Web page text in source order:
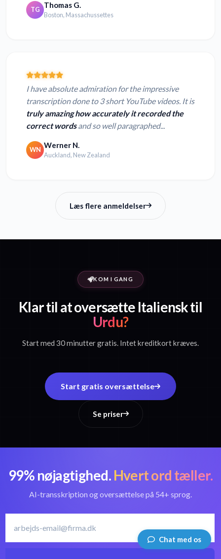
TG Thomas G.
Boston, Massachussettes
I have absolute admiration for the impressive
transcription done to 3 short YouTube videos. It is
truly amazing how accurately it recorded the
correct wordsand so well paragraphed...
WN Werner N.
Auckland, New Zealand
Læs flere anmeldelser
KOM I GANG
Klar til at oversætte Italiensk til
Urdu?
Start med 30 minutter gratis. Intet kreditkort kræves.
Start gratis oversættelse
Se priser
99% nøjagtighed. Hvert ord tæller.
AI-transskription og oversættelse på 54+ sprog.
Chat med os